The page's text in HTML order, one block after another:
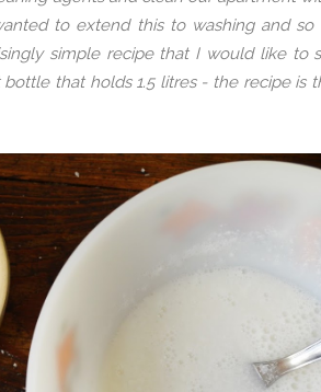
to extend this to washing and
simple recipe that I would like to
that holds 1.5 litres - the recipe is